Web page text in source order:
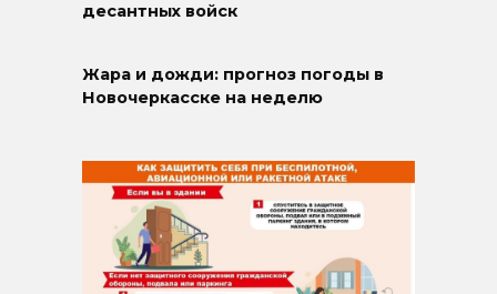
десантных войск
Жара и дожди: прогноз погоды в
Новочеркасске на неделю